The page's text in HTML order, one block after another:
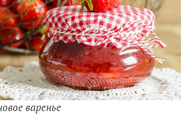
варенье